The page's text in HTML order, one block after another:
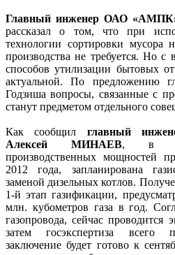
Главный инженер ОАО
рассказал о том, что при
технологии сортировки мусора
производства не требуется. Но с
способов утилизации бытовых
актуальной. По предложению
Годзиша вопросы, связанные с
станут предметом отдельного
Как сообщил главный
Алексей МИНАЕВ, в
производственных мощностей
2012 года, запланирована
заменой дизельных котлов.
1-й этап газификации,
млн. кубометров газа в год.
газопровода, сейчас проводится
затем госэкспертиза всего
заключение будет готово к